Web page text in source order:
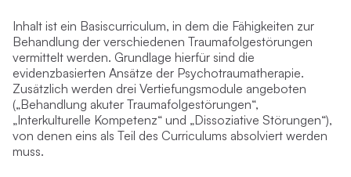
Inhalt ist ein Basiscurriculum, in dem die Fähigkeiten zur
Behandlung der verschiedenen Traumafolgestörungen
vermittelt werden. Grundlage hierfür sind die
evidenzbasierten Ansätze der Psychotraumatherapie.
Zusätzlich werden drei Vertiefungsmodule angeboten
(„Behandlung akuter Traumafolgestörungen“,
„Interkulturelle Kompetenz“ und „Dissoziative Störungen“),
von denen eins als Teil des Curriculums absolviert werden
muss.